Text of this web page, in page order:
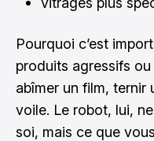
Pourquoi c’est
produits agressifs
abîmer un film, ternir
voile. Le robot, lui,
soi, mais ce que